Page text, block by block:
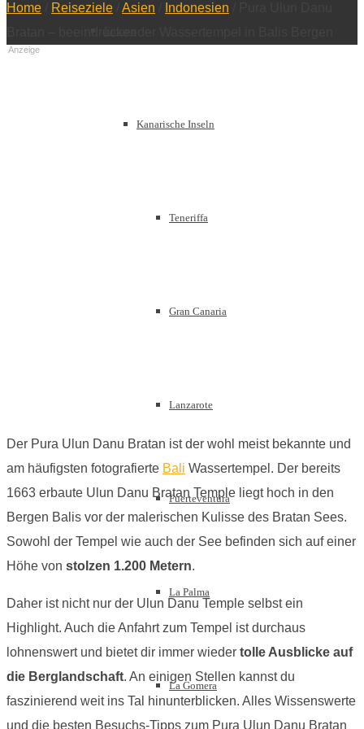
Kanarische Inseln
Teneriffa
Gran Canaria
Lanzarote
Fuerteventura
La Palma
La Gomera
Home Reiseziele Asien Indonesien
Anzeige
Der Pura Ulun Danu Bratan ist der wohl meist bekannte und
am häufigsten fotografierte Bali Wassertempel. Der bereits
1663 erbaute Ulun Danu Bratan Temple liegt hoch in den
Bergen Balis vor der malerischen Kulisse des Bratan Sees.
Sowohl der Tempel wie auch der See befinden sich auf einer
Höhe von stolzen 1.200 Metern.
Daher ist nicht nur der Ulun Danu Temple selbst ein
Highlight. Auch die Anfahrt zum Tempel ist durchaus
lohnenswert und bietet dir immer wieder tolle Ausblicke auf
die Berglandschaft. An einigen Stellen kannst du
faszinierend weit ins Tal hinunterblicken. Alles Wissenswerte
und die besten Besuchs-Tipps zum Pura Ulun Danu Bratan